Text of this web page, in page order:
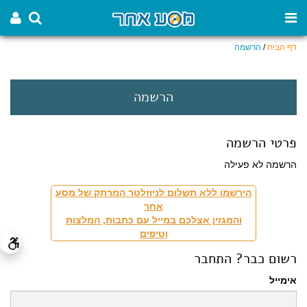
דף הבית/ הרשמה
הרשמה
פרטי הרשמה
הרשמה לא פעילה
הירשמו ללא תשלום לניוזלטר המרתק של מסע
אחר
והמגזין אצלכם במייל עם כתבות, המלצות
וטיפים
רשום כבר? התחבר
אימייל